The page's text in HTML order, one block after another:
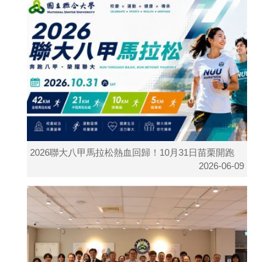
2026聯大八甲馬拉松熱血回歸！10月31日苗栗開跑
2026-06-09